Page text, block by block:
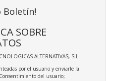
Boletín!
SOBRE
ALTERNATIVAS, S.L.
por el usuario y enviarle la
del usuario;